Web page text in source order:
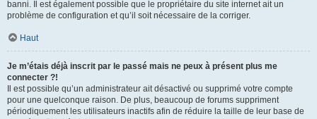
banni. Il est également possible que le propriétaire du site internet ait un
problème de configuration et qu’il soit nécessaire de la corriger.
Haut
Je m’étais déjà inscrit par le passé mais ne peux à présent plus me
connecter ?!
Il est possible qu’un administrateur ait désactivé ou supprimé votre compte
pour une quelconque raison. De plus, beaucoup de forums suppriment
périodiquement les utilisateurs inactifs afin de réduire la taille de leur base de